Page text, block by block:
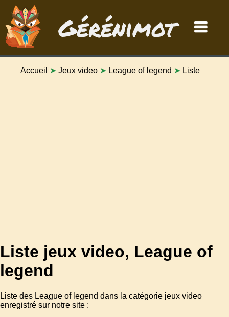
Gérénimot
Accueil ➤ Jeux video ➤ League of legend ➤ Liste
Liste jeux video, League of
legend
Liste des League of legend dans la catégorie jeux video
enregistré sur notre site :